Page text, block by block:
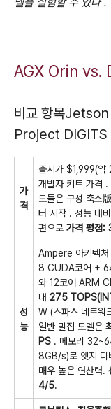
AGX Orin vs.
비교 항목
Project DIGITS
가
격
출시가 $1,999(약
개발자 키트 가격 .
모듈은 구성 축소
터 시작 . 성능 대
편으로 가격 평점:
성
능
Ampere 아키텍
8 CUDA코어 +
와 12코어 ARM
대 275
W (스파스 네트워
일반 밀집 모델은
PS . 메모리
8GB/s)로 엣지 디
매우 높은 연산력.
4/5.